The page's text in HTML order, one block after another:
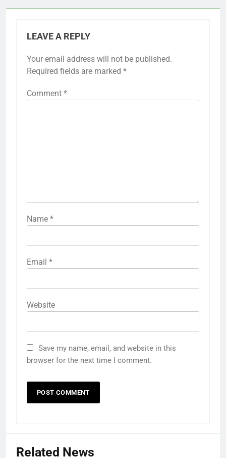
LEAVE A REPLY
Your email address will not be published.
Required fields are marked *
Comment *
Name *
Email *
Website
Save my name, email, and website in this
browser for the next time I comment.
Related News